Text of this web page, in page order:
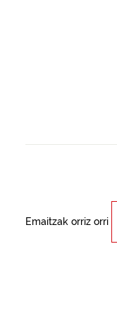
Emaitzak orriz orri